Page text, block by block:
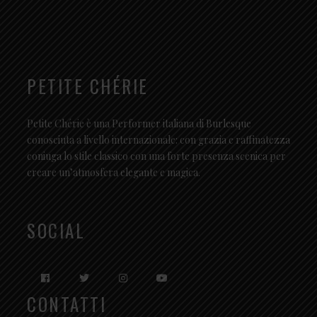
PETITE CHÉRIE
Petite Chérie è una Performer italiana di Burlesque
conosciuta a livello internazionale: con grazia e raffinatezza
coniuga lo stile classico con una forte presenza scenica per
creare un’atmosfera elegante e magica.
SOCIAL
CONTATTI